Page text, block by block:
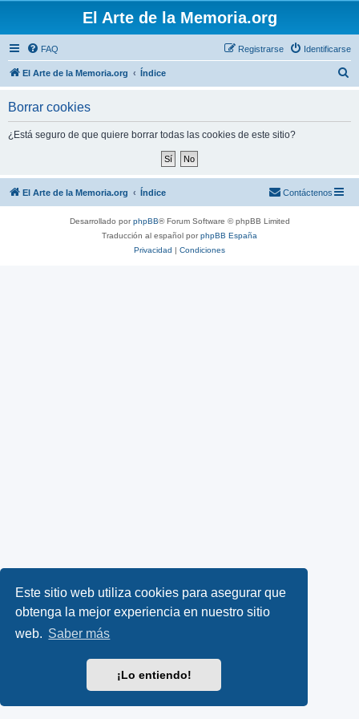
Este sitio web utiliza cookies para asegurar que
obtenga la mejor experiencia en nuestro sitio
web. Saber más
¡Lo entiendo!
El Arte de la Memoria.org
FAQ Identificarse
Registrarse
El Arte de la Memoria.org Índice
Borrar cookies
¿Está seguro de que quiere borrar todas las cookies de este sitio?
El Arte de la Memoria.org Índice Contáctenos
Desarrollado porphpBB® Forum Software © phpBB Limited
Traducción al español porphpBB España
Privacidad | Condiciones